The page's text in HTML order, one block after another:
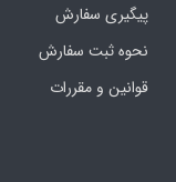
پیگیری سفارش
نحوه ثبت سفارش
قوانین و مقررات